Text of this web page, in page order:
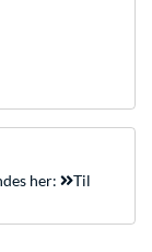
her:
Til